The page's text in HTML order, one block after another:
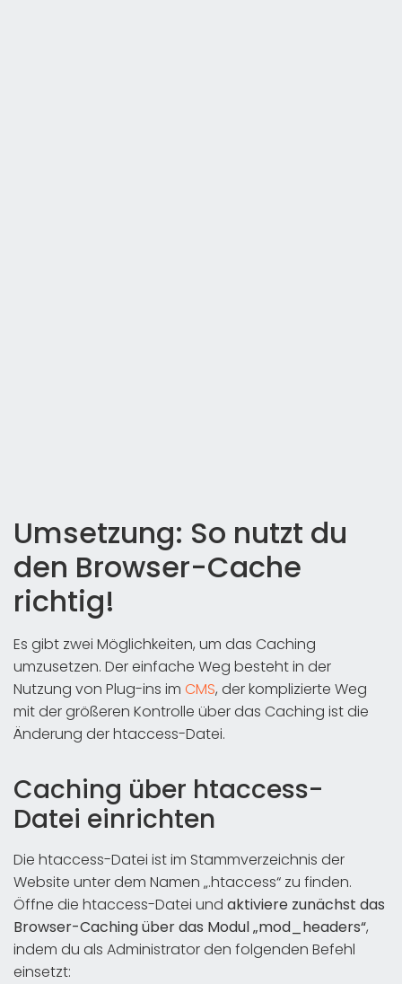
Umsetzung: So nutzt du
den Browser-Cache
richtig!
Es gibt zwei Möglichkeiten, um das Caching
umzusetzen. Der einfache Weg besteht in der
Nutzung von Plug-ins im CMS, der komplizierte Weg
mit der größeren Kontrolle über das Caching ist die
Änderung der htaccess-Datei.
Caching über htaccess-
Datei einrichten
Die htaccess-Datei ist im Stammverzeichnis der
Website unter dem Namen „.htaccess“ zu finden.
Öffne die htaccess-Datei und aktiviere zunächst das
Browser-Caching über das Modul „mod_headers“,
indem du als Administrator den folgenden Befehl
einsetzt: